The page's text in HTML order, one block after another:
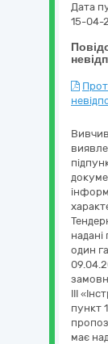
Дата
15-04-
надані
один
ІІІ
пункт
має